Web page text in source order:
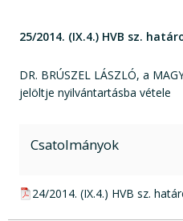
25/2014. (IX.4.) HVB sz.
DR. BRÚSZEL LÁSZLÓ, a
jelöltje nyilvántartásba vétele
Csatolmányok
pdf csatolmány:
24/2014. (IX.4.) HVB sz.